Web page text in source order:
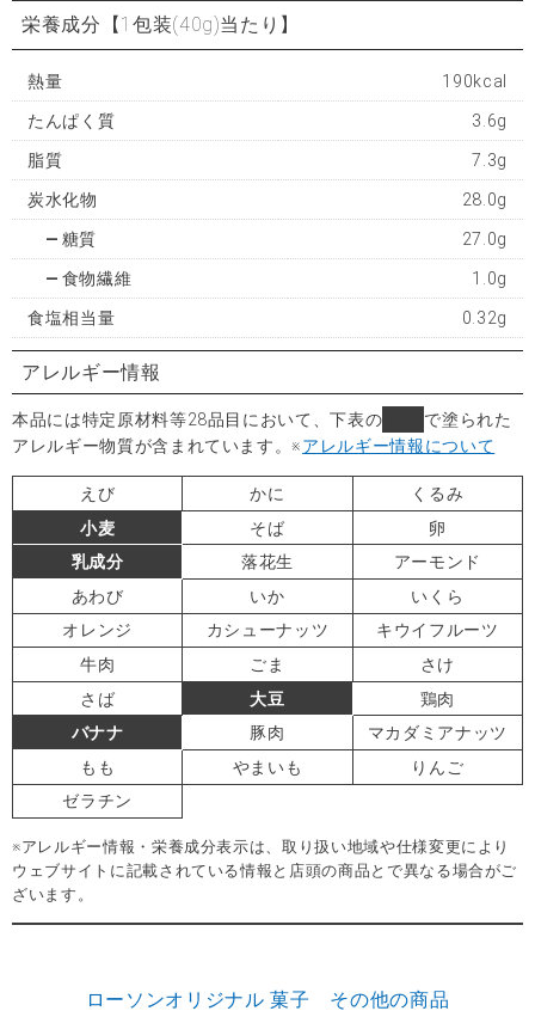
栄養成分 【1包装(40g)当たり】
熱量 190kcal
たんぱく質 3.6g
脂質 7.3g
炭水化物 28.0g
糖質 27.0g
食物繊維 1.0g
食塩相当量 0.32g
アレルギー情報
本品には特定原材料等28品目において、下表の
で塗られた
アレルギー物質が含まれています。※アレルギー情報について
えび かに
くるみ
小麦
そば
卵
乳成分
落花生
アーモンド
あわび
いか
いくら
オレンジ
カシューナッツ
キウイフルーツ
牛肉
ごま
さけ
さば
大豆
鶏肉
バナナ
豚肉
マカダミアナッツ
もも
やまいも
りんご
ゼラチン
※アレルギー情報・栄養成分表示は、取り扱い地域や仕様変更により
ウェブサイトに記載されている情報と店頭の商品とで異なる場合がご
ざいます。
ローソンオリジナル 菓子 その他の商品